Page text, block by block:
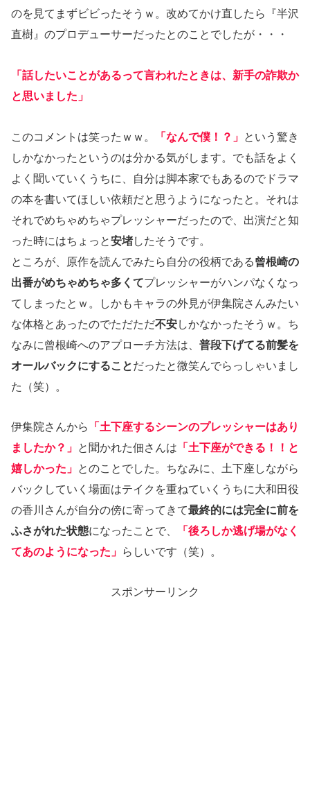
のを見てまずビビったそうｗ。改めてかけ直したら『半沢
直樹』のプロデューサーだったとのことでしたが・・・
「話したいことがあるって言われたときは、新手の詐欺か
と思いました」
このコメントは笑ったｗｗ。 「なんで僕！？」 という驚き
しかなかったというのは分かる気がします。でも話をよく
よく聞いていくうちに、自分は脚本家でもあるのでドラマ
の本を書いてほしい依頼だと思うようになったと。それは
それでめちゃめちゃプレッシャーだったので、出演だと知
った時にはちょっと安堵したそうです。
ところが、原作を読んでみたら自分の役柄である曾根崎の
出番がめちゃめちゃ多くてプレッシャーがハンパなくなっ
てしまったとｗ。しかもキャラの外見が伊集院さんみたい
な体格とあったのでただただ不安しかなかったそうｗ。ち
なみに曾根崎へのアプローチ方法は、 普段下げてる前髪を
オールバックにすることだったと微笑んでらっしゃいまし
た（笑）。
伊集院さんから
「土下座するシーンのプレッシャーはあり
ましたか？」 と聞かれた佃さんは 「土下座ができる！！と
嬉しかった」 とのことでした。ちなみに、土下座しながら
バックしていく場面はテイクを重ねていくうちに大和田役
の香川さんが自分の傍に寄ってきて最終的には完全に前を
ふさがれた状態になったことで、
「後ろしか逃げ場がなく
てあのようになった」 らしいです（笑）。
スポンサーリンク